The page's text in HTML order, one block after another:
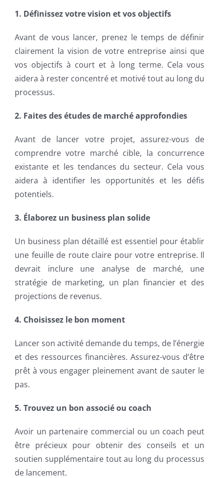
1. Définissez votre vision et vos objectifs
Avant de vous lancer, prenez le temps de définir
clairement la vision de votre entreprise ainsi que
vos objectifs à court et à long terme. Cela vous
aidera à rester concentré et motivé tout au long du
processus.
2. Faites des études de marché approfondies
Avant de lancer votre projet, assurez-vous de
comprendre votre marché cible, la concurrence
existante et les tendances du secteur. Cela vous
aidera à identifier les opportunités et les défis
potentiels.
3. Élaborez un business plan solide
Un business plan détaillé est essentiel pour établir
une feuille de route claire pour votre entreprise. Il
devrait inclure une analyse de marché, une
stratégie de marketing, un plan financier et des
projections de revenus.
4. Choisissez le bon moment
Lancer son activité demande du temps, de l’énergie
et des ressources financières. Assurez-vous d’être
prêt à vous engager pleinement avant de sauter le
pas.
5. Trouvez un bon associé ou coach
Avoir un partenaire commercial ou un coach peut
être précieux pour obtenir des conseils et un
soutien supplémentaire tout au long du processus
de lancement.